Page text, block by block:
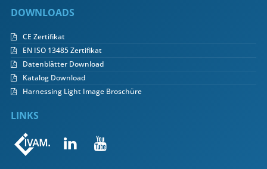
DOWNLOADS
CE Zertifikat
EN ISO 13485 Zertifikat
Datenblätter Download
Katalog Download
Harnessing Light Image Broschüre
LINKS
 